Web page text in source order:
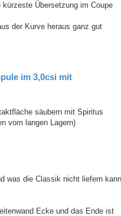
Übersetzung im Coupe
der Kurve heraus ganz gut
im 3,0csi mit
säubern mit Spiritus
vom langen Lagern)
was die Classik nicht liefern kann
Ecke und das Ende ist